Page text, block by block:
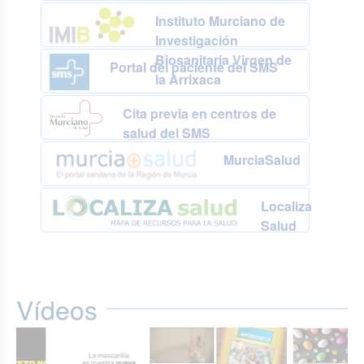
Instituto Murciano de
Investigación
Biosanitaria Virgen de
la Arrixaca
Portal del paciente del SMS
Cita previa en centros de
salud del SMS
MurciaSalud
Localiza
Salud
Vídeos